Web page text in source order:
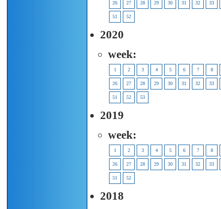
26 27 28 29 30 31 32 33
51 52
2020
week:
1 2 3 4 5 6 7 8
26 27 28 29 30 31 32 33
51 52 53
2019
week:
1 2 3 4 5 6 7 8
26 27 28 29 30 31 32 33
51 52
2018